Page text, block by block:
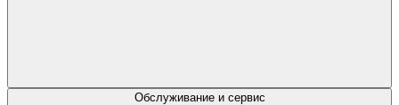
Обслуживание и сервис